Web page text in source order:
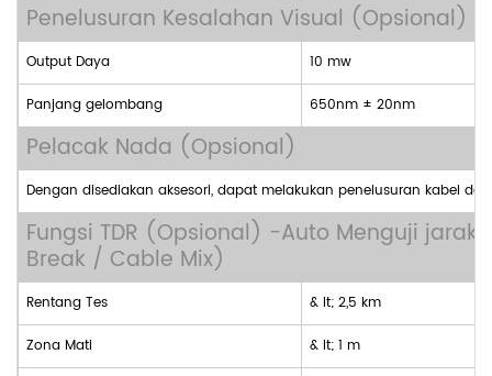
Penelusuran Kesalahan Visual (Opsional)
Output Daya 10 mw
Panjang gelombang 650nm ± 20nm
Pelacak Nada (Opsional)
Dengan disediakan aksesori, dapat melakukan penelusuran kabel
Fungsi TDR (Opsional) -Auto Menguji
Break / Cable Mix)
Rentang Tes & lt; 2,5 km
Zona Mati & lt; 1 m